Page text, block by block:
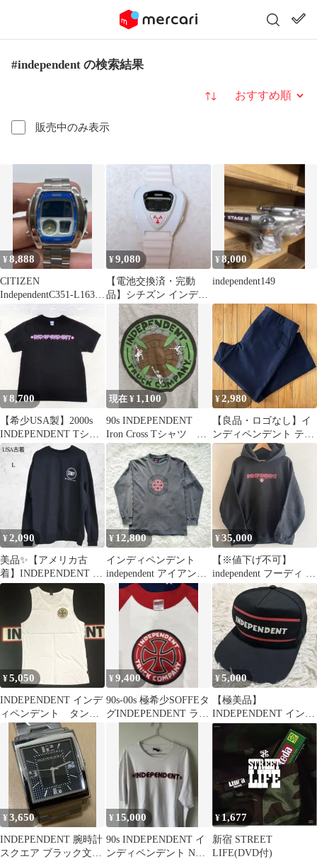
#independent の検索結果
販売中のみ表示
並び替え
¥8,888
CITIZEN
IndependentC351-L16335
稼働青アナデジメンズ
¥9,080
【電池交換済・完動
品】シチズン インディ
ペンデント 1481010
D380
¥8,000
independent149
¥8,700
【希少USA製】2000s
INDEPENDENT Tシャ
ツ M 黒 両面ロゴ
現在 ¥ 1,100
90s INDEPENDENT
Iron Cross Tシャツ
vintage
¥2,980
【良品・ロゴなし】イ
ンディペンデント テー
パードワークパンツ
W36 メンズ 紺
¥2,090
美品✨【アメリカ古
着】INDEPENDENT ス
ウェット L 裏起毛
¥ 12,800
インディペンデント
independent アイアンク
ロス ロンT 袖プリント
¥35,000
【※値下げ不可】
independent フーディ ア
イアンクロス NHS 希少
¥5,050
INDEPENDENT インデ
ィペンデント タンク
トップ Indyノースリ
ーブ②
¥9,400
90s-00s 極希少SOFFEタ
グINDEPENDENT ラグ
ランTシャツ Ｌ
¥5,000
【極美品】
INDEPENDENT インデ
ィペンデント キャップ
¥3,650
INDEPENDENT 腕時計
スクエア ブラック文字
¥ 15,000
90s INDEPENDENT イ
ンディペンデント NHS
¥1,677
新宿 STREET
LIFE(DVD付)